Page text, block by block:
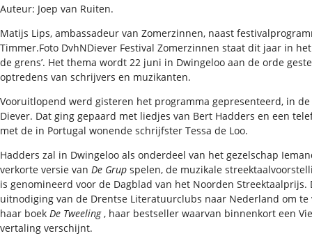
Auteur: Joep van Ruiten.
Matijs Lips, ambassadeur van Zomerzinnen, naast
Timmer.Foto DvhNDiever Festival Zomerzinnen staat dit jaar in het
de grens’. Het thema wordt 22 juni in Dwingeloo aan de orde
optredens van schrijvers en muzikanten.
Vooruitlopend werd gisteren het programma gepresenteerd, in
Diever. Dat ging gepaard met liedjes van Bert Hadders en een
met de in Portugal wonende schrijfster Tessa de Loo.
Hadders zal in Dwingeloo als onderdeel van het gezelschap
verkorte versie van De Grup spelen, de muzikale
is genomineerd voor de Dagblad van het Noorden Streektaalprijs.
uitnodiging van de Drentse Literatuurclubs naar Nederland om te
haar boek De Tweeling, haar bestseller waarvan binnenkort een
vertaling verschijnt.